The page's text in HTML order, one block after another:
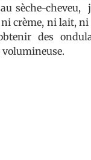
sèche-
crème, ni lait, ni
des